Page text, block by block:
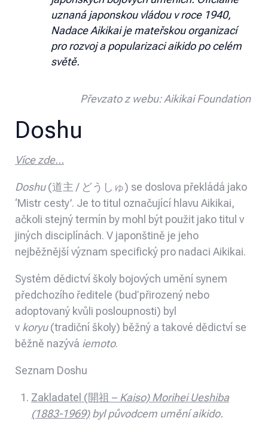
uznaná japonskou vládou v roce 1940,
Nadace Aikikai je mateřskou organizací
pro rozvoj a popularizaci aikido po celém
světě.
Převzato z webu:Aikikai Foundation
Doshu
Více zde…
Doshu(道主 / どうしゅ) se doslova překládá jako
‘Mistr cesty’. Je to titul označující hlavu Aikikai,
ačkoli stejný termín by mohl být použit jako titul v
jiných disciplínách. V japonštině je jeho
nejběžnější význam specifický pro nadaci Aikikai.
Systém dědictví školy bojových umění synem
předchozího ředitele (buď přirozený nebo
adoptovaný kvůli posloupnosti) byl
v koryu(tradiční školy) běžný a takové dědictví se
běžně nazývá iemoto.
Seznam Doshu
Zakladatel (開祖 – Kaiso) Morihei Ueshiba
(1883-1969)byl původcem umění aikido.